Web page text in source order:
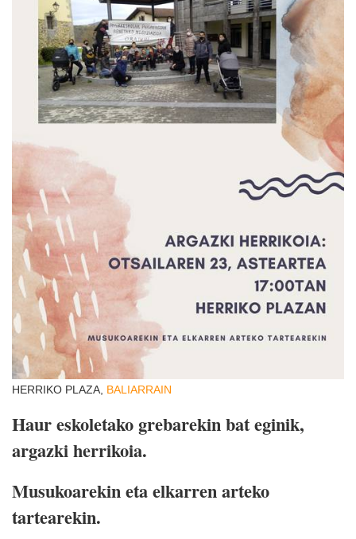
HERRIKO PLAZA, BALIARRAIN
Haur eskoletako grebarekin bat eginik,
argazki herrikoia.
Musukoarekin eta elkarren arteko
tartearekin.